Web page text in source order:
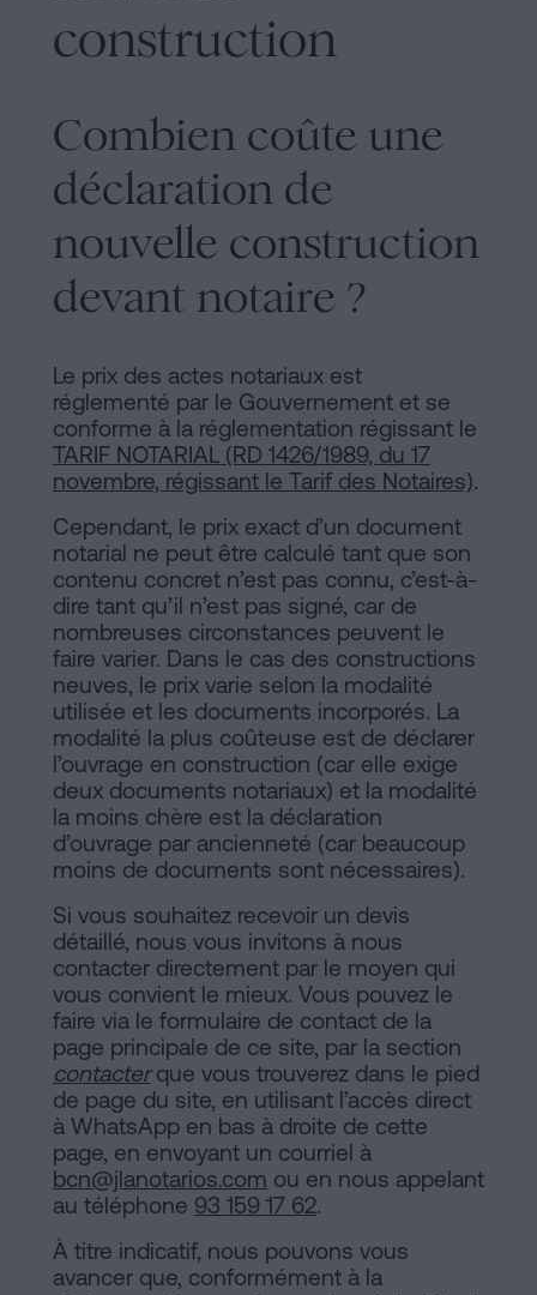
construction
Combien coûte une
déclaration de
nouvelle construction
devant notaire ?
Le prix des actes notariaux est
réglementé par le Gouvernement et se
conforme à la réglementation régissant le
TARIF NOTARIAL (RD 1426/1989, du 17
novembre, régissant le Tarif des Notaires).
Cependant, le prix exact d’un document
notarial ne peut être calculé tant que son
contenu concret n’est pas connu, c’est-à-
dire tant qu’il n’est pas signé, car de
nombreuses circonstances peuvent le
faire varier. Dans le cas des constructions
neuves, le prix varie selon la modalité
utilisée et les documents incorporés. La
modalité la plus coûteuse est de déclarer
l’ouvrage en construction (car elle exige
deux documents notariaux) et la modalité
la moins chère est la déclaration
d’ouvrage par ancienneté (car beaucoup
moins de documents sont nécessaires).
Si vous souhaitez recevoir un devis
détaillé, nous vous invitons à nous
contacter directement par le moyen qui
vous convient le mieux. Vous pouvez le
faire via le formulaire de contact de la
page principale de ce site, par la section
contacterque vous trouverez dans le pied
de page du site, en utilisant l’accès direct
à WhatsApp en bas à droite de cette
page, en envoyant un courriel à
bcn@jlanotarios.com ou en nous appelant
au téléphone 93 159 17 62.
À titre indicatif, nous pouvons vous
avancer que, conformément à la